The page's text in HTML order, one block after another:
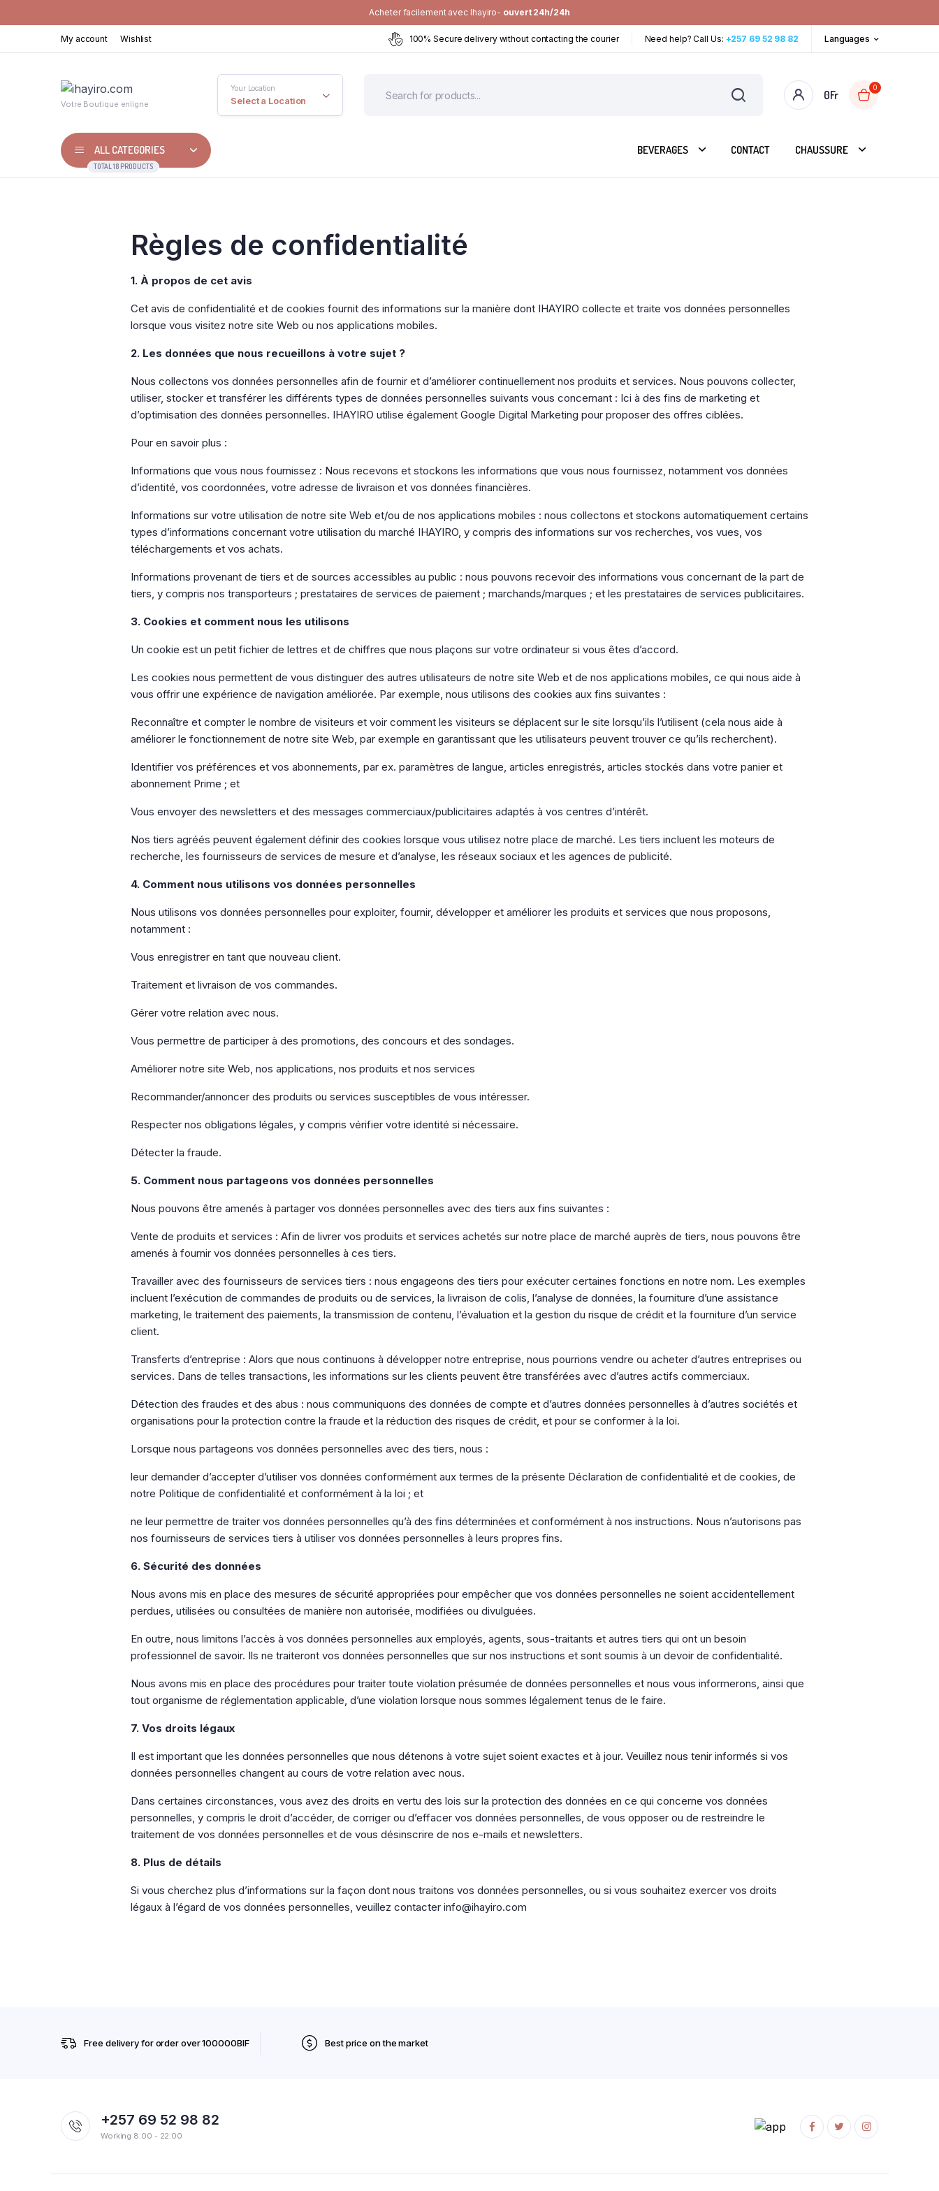
Acheter facilement avec Ihayiro- ouvert 24h/24h
My account Wishlist 100% Secure delivery without contacting the courier Need help? Call Us: +257 69 52 98 82 Languages
Votre Boutique enligne
Your Location
Select a Location 0Fr
0
ALL CATEGORIES
TOTAL 18 PRODUCTS
BEVERAGES CONTACT CHAUSSURE
Règles de confidentialité
1. À propos de cet avis
Cet avis de confidentialité et de cookies fournit des informations sur la manière dont IHAYIRO collecte et traite vos données personnelles
lorsque vous visitez notre site Web ou nos applications mobiles.
2. Les données que nous recueillons à votre sujet ?
Nous collectons vos données personnelles afin de fournir et d’améliorer continuellement nos produits et services. Nous pouvons collecter,
utiliser, stocker et transférer les différents types de données personnelles suivants vous concernant : Ici à des fins de marketing et
d’optimisation des données personnelles. IHAYIRO utilise également Google Digital Marketing pour proposer des offres ciblées.
Pour en savoir plus :
Informations que vous nous fournissez : Nous recevons et stockons les informations que vous nous fournissez, notamment vos données
d’identité, vos coordonnées, votre adresse de livraison et vos données financières.
Informations sur votre utilisation de notre site Web et/ou de nos applications mobiles : nous collectons et stockons automatiquement certains
types d’informations concernant votre utilisation du marché IHAYIRO, y compris des informations sur vos recherches, vos vues, vos
téléchargements et vos achats.
Informations provenant de tiers et de sources accessibles au public : nous pouvons recevoir des informations vous concernant de la part de
tiers, y compris nos transporteurs ; prestataires de services de paiement ; marchands/marques ; et les prestataires de services publicitaires.
3. Cookies et comment nous les utilisons
Un cookie est un petit fichier de lettres et de chiffres que nous plaçons sur votre ordinateur si vous êtes d’accord.
Les cookies nous permettent de vous distinguer des autres utilisateurs de notre site Web et de nos applications mobiles, ce qui nous aide à
vous offrir une expérience de navigation améliorée. Par exemple, nous utilisons des cookies aux fins suivantes :
Reconnaître et compter le nombre de visiteurs et voir comment les visiteurs se déplacent sur le site lorsqu’ils l’utilisent (cela nous aide à
améliorer le fonctionnement de notre site Web, par exemple en garantissant que les utilisateurs peuvent trouver ce qu’ils recherchent).
Identifier vos préférences et vos abonnements, par ex. paramètres de langue, articles enregistrés, articles stockés dans votre panier et
abonnement Prime ; et
Vous envoyer des newsletters et des messages commerciaux/publicitaires adaptés à vos centres d’intérêt.
Nos tiers agréés peuvent également définir des cookies lorsque vous utilisez notre place de marché. Les tiers incluent les moteurs de
recherche, les fournisseurs de services de mesure et d’analyse, les réseaux sociaux et les agences de publicité.
4. Comment nous utilisons vos données personnelles
Nous utilisons vos données personnelles pour exploiter, fournir, développer et améliorer les produits et services que nous proposons,
notamment :
Vous enregistrer en tant que nouveau client.
Traitement et livraison de vos commandes.
Gérer votre relation avec nous.
Vous permettre de participer à des promotions, des concours et des sondages.
Améliorer notre site Web, nos applications, nos produits et nos services
Recommander/annoncer des produits ou services susceptibles de vous intéresser.
Respecter nos obligations légales, y compris vérifier votre identité si nécessaire.
Détecter la fraude.
5. Comment nous partageons vos données personnelles
Nous pouvons être amenés à partager vos données personnelles avec des tiers aux fins suivantes :
Vente de produits et services : Afin de livrer vos produits et services achetés sur notre place de marché auprès de tiers, nous pouvons être
amenés à fournir vos données personnelles à ces tiers.
Travailler avec des fournisseurs de services tiers : nous engageons des tiers pour exécuter certaines fonctions en notre nom. Les exemples
incluent l’exécution de commandes de produits ou de services, la livraison de colis, l’analyse de données, la fourniture d’une assistance
marketing, le traitement des paiements, la transmission de contenu, l’évaluation et la gestion du risque de crédit et la fourniture d’un service
client.
Transferts d’entreprise : Alors que nous continuons à développer notre entreprise, nous pourrions vendre ou acheter d’autres entreprises ou
services. Dans de telles transactions, les informations sur les clients peuvent être transférées avec d’autres actifs commerciaux.
Détection des fraudes et des abus : nous communiquons des données de compte et d’autres données personnelles à d’autres sociétés et
organisations pour la protection contre la fraude et la réduction des risques de crédit, et pour se conformer à la loi.
Lorsque nous partageons vos données personnelles avec des tiers, nous :
leur demander d’accepter d’utiliser vos données conformément aux termes de la présente Déclaration de confidentialité et de cookies, de
notre Politique de confidentialité et conformément à la loi ; et
ne leur permettre de traiter vos données personnelles qu’à des fins déterminées et conformément à nos instructions. Nous n’autorisons pas
nos fournisseurs de services tiers à utiliser vos données personnelles à leurs propres fins.
6. Sécurité des données
Nous avons mis en place des mesures de sécurité appropriées pour empêcher que vos données personnelles ne soient accidentellement
perdues, utilisées ou consultées de manière non autorisée, modifiées ou divulguées.
En outre, nous limitons l’accès à vos données personnelles aux employés, agents, sous-traitants et autres tiers qui ont un besoin
professionnel de savoir. Ils ne traiteront vos données personnelles que sur nos instructions et sont soumis à un devoir de confidentialité.
Nous avons mis en place des procédures pour traiter toute violation présumée de données personnelles et nous vous informerons, ainsi que
tout organisme de réglementation applicable, d’une violation lorsque nous sommes légalement tenus de le faire.
7. Vos droits légaux
Il est important que les données personnelles que nous détenons à votre sujet soient exactes et à jour. Veuillez nous tenir informés si vos
données personnelles changent au cours de votre relation avec nous.
Dans certaines circonstances, vous avez des droits en vertu des lois sur la protection des données en ce qui concerne vos données
personnelles, y compris le droit d’accéder, de corriger ou d’effacer vos données personnelles, de vous opposer ou de restreindre le
traitement de vos données personnelles et de vous désinscrire de nos e-mails et newsletters.
8. Plus de détails
Si vous cherchez plus d’informations sur la façon dont nous traitons vos données personnelles, ou si vous souhaitez exercer vos droits
légaux à l’égard de vos données personnelles, veuillez contacter info@ihayiro.com
Free delivery for order over 100000BIF Best price on the market
+257 69 52 98 82
Working 8:00 - 22:00